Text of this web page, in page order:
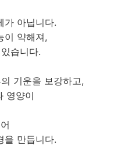
가 아닙니다.
이 약해져,
습니다.
기운을 보강하고,
영양이
을 만듭니다.